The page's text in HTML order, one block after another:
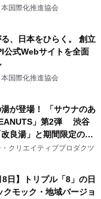
国際化推進協会
、日本をひらく。 創立
公式Webサイトを全面
国際化推進協会
が登場！ 「サウナのあ
」第2弾 渋谷
良湯」と期間限定のコ
ン サウナイキタイコラ
決定！
クリエイティブプロダクツ
8日】トリプル「8」の日
クモック・地域バージョ